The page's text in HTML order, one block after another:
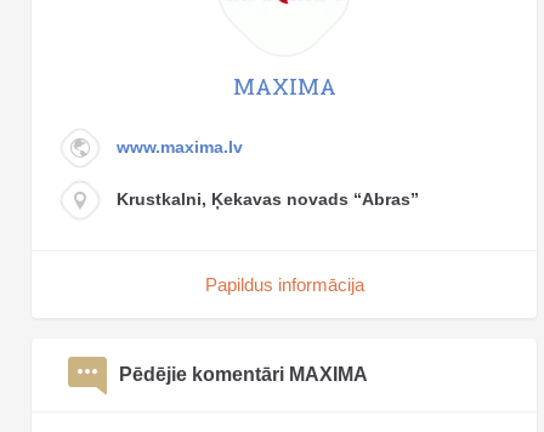
MAXIMA
www.maxima.lv
Krustkalni, Ķekavas novads “Abras”
Papildus informācija
Pēdējie komentāri MAXIMA